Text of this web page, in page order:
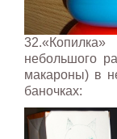
небольшого
макароны) в
баночках: